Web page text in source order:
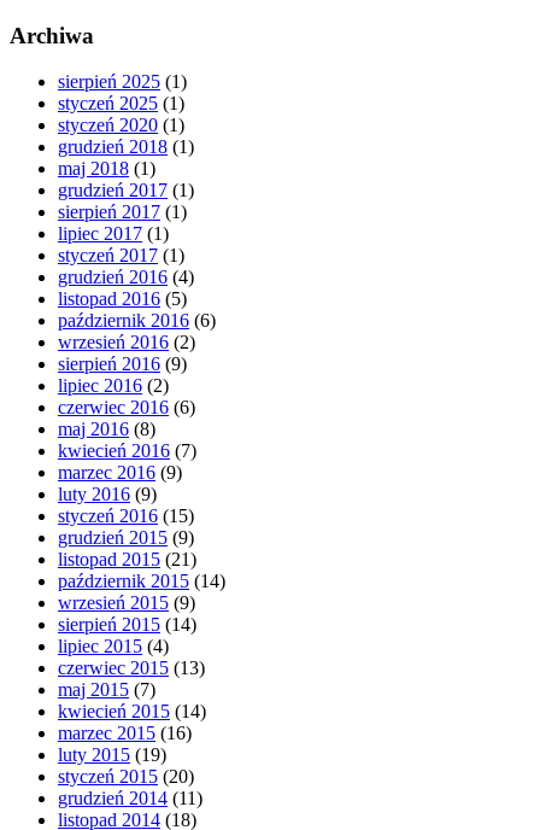
Archiwa
sierpień 2025 (1)
styczeń 2025 (1)
styczeń 2020 (1)
grudzień 2018 (1)
maj 2018 (1)
grudzień 2017 (1)
sierpień 2017 (1)
lipiec 2017 (1)
styczeń 2017 (1)
grudzień 2016 (4)
listopad 2016 (5)
październik 2016 (6)
wrzesień 2016 (2)
sierpień 2016 (9)
lipiec 2016 (2)
czerwiec 2016 (6)
maj 2016 (8)
kwiecień 2016 (7)
marzec 2016 (9)
luty 2016 (9)
styczeń 2016 (15)
grudzień 2015 (9)
listopad 2015 (21)
październik 2015 (14)
wrzesień 2015 (9)
sierpień 2015 (14)
lipiec 2015 (4)
czerwiec 2015 (13)
maj 2015 (7)
kwiecień 2015 (14)
marzec 2015 (16)
luty 2015 (19)
styczeń 2015 (20)
grudzień 2014 (11)
listopad 2014 (18)